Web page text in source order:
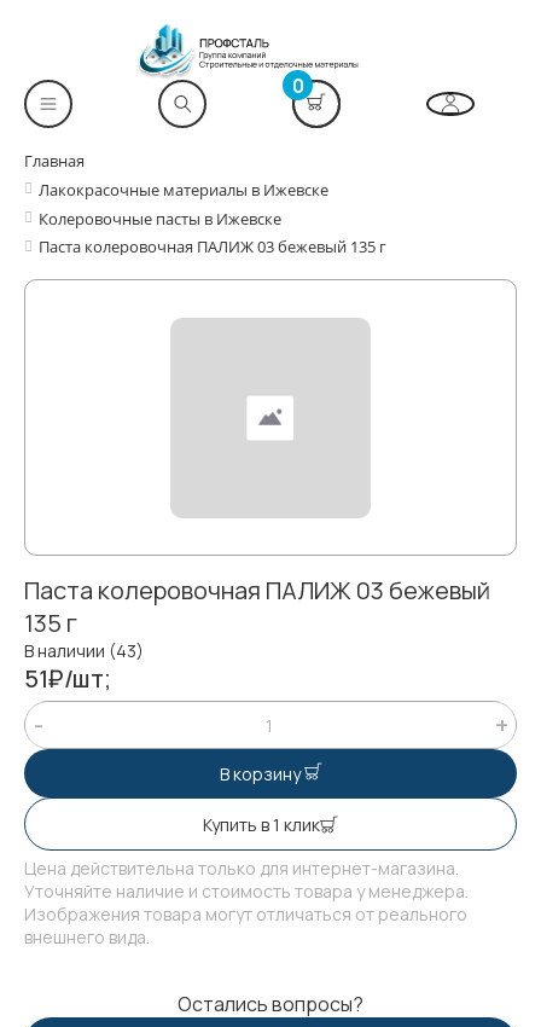
0
Главная
Лакокрасочные материалы в Ижевске
Колеровочные пасты в Ижевске
Паста колеровочная ПАЛИЖ 03 бежевый 135 г
Паста колеровочная ПАЛИЖ 03 бежевый
135 г
В наличии (43)
51₽/шт;
В корзину
Купить в 1 клик
Цена действительна только для интернет-магазина.
Уточняйте наличие и стоимость товара у менеджера.
Изображения товара могут отличаться от реального
внешнего вида.
Остались вопросы?